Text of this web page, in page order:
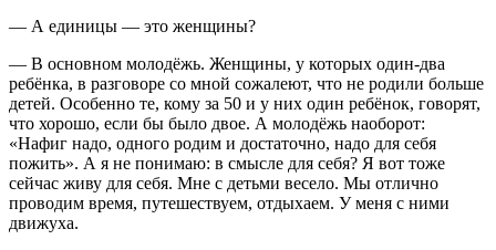
— А единицы — это женщины?
— В основном молодёжь. Женщины, у которых один-два
ребёнка, в разговоре со мной сожалеют, что не родили больше
детей. Особенно те, кому за 50 и у них один ребёнок, говорят,
что хорошо, если бы было двое. А молодёжь наоборот:
«Нафиг надо, одного родим и достаточно, надо для себя
пожить». А я не понимаю: в смысле для себя? Я вот тоже
сейчас живу для себя. Мне с детьми весело. Мы отлично
проводим время, путешествуем, отдыхаем. У меня с ними
движуха.